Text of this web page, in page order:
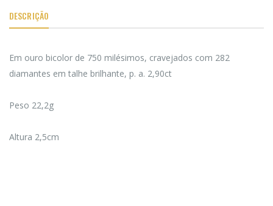
DESCRIÇÃO
Em ouro bicolor de 750 milésimos, cravejados com 282
diamantes em talhe brilhante, p. a. 2,90ct
Peso 22,2g
Altura 2,5cm